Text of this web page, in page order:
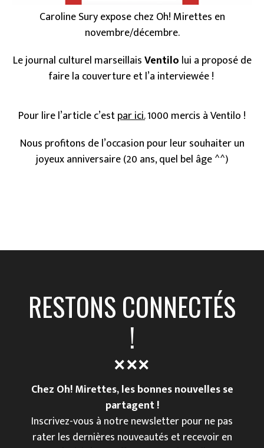
Caroline Sury expose chez Oh! Mirettes en
novembre/décembre.
Le journal culturel marseillaisVentilo lui a proposé de
faire la couverture et l’a interviewée !
Pour lire l’article c’estpar ici.1000 mercis à Ventilo !
Nous profitons de l’occasion pour leur souhaiter un
joyeux anniversaire (20 ans, quel bel âge ^^)
RESTONS CONNECTÉS
!
Chez Oh! Mirettes, les bonnes nouvelles se
partagent !
Inscrivez-vous à notre newsletter pour ne pas
rater les dernières nouveautés et recevoir en